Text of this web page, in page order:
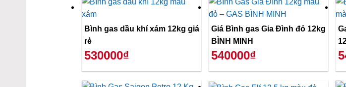
Bình gas dầu khí xám 12kg giá
rẻ
530000₫
Giá Bình gas Gia Đình đỏ 12kg
BÌNH MINH
540000₫